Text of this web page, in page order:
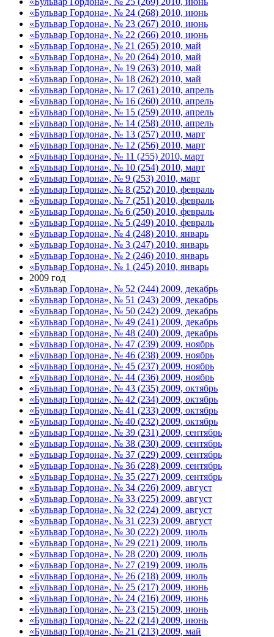
«Бульвар Гордона», № 24 (268) 2010, июнь
«Бульвар Гордона», № 23 (267) 2010, июнь
«Бульвар Гордона», № 22 (266) 2010, июнь
«Бульвар Гордона», № 21 (265) 2010, май
«Бульвар Гордона», № 20 (264) 2010, май
«Бульвар Гордона», № 19 (263) 2010, май
«Бульвар Гордона», № 18 (262) 2010, май
«Бульвар Гордона», № 17 (261) 2010, апрель
«Бульвар Гордона», № 16 (260) 2010, апрель
«Бульвар Гордона», № 15 (259) 2010, апрель
«Бульвар Гордона», № 14 (258) 2010, апрель
«Бульвар Гордона», № 13 (257) 2010, март
«Бульвар Гордона», № 12 (256) 2010, март
«Бульвар Гордона», № 11 (255) 2010, март
«Бульвар Гордона», № 10 (254) 2010, март
«Бульвар Гордона», № 9 (253) 2010, март
«Бульвар Гордона», № 8 (252) 2010, февраль
«Бульвар Гордона», № 7 (251) 2010, февраль
«Бульвар Гордона», № 6 (250) 2010, февраль
«Бульвар Гордона», № 5 (249) 2010, февраль
«Бульвар Гордона», № 4 (248) 2010, январь
«Бульвар Гордона», № 3 (247) 2010, январь
«Бульвар Гордона», № 2 (246) 2010, январь
«Бульвар Гордона», № 1 (245) 2010, январь
2009 год
«Бульвар Гордона», № 52 (244) 2009, декабрь
«Бульвар Гордона», № 51 (243) 2009, декабрь
«Бульвар Гордона», № 50 (242) 2009, декабрь
«Бульвар Гордона», № 49 (241) 2009, декабрь
«Бульвар Гордона», № 48 (240) 2009, декабрь
«Бульвар Гордона», № 47 (239) 2009, ноябрь
«Бульвар Гордона», № 46 (238) 2009, ноябрь
«Бульвар Гордона», № 45 (237) 2009, ноябрь
«Бульвар Гордона», № 44 (236) 2009, ноябрь
«Бульвар Гордона», № 43 (235) 2009, октябрь
«Бульвар Гордона», № 42 (234) 2009, октябрь
«Бульвар Гордона», № 41 (233) 2009, октябрь
«Бульвар Гордона», № 40 (232) 2009, октябрь
«Бульвар Гордона», № 39 (231) 2009, сентябрь
«Бульвар Гордона», № 38 (230) 2009, сентябрь
«Бульвар Гордона», № 37 (229) 2009, сентябрь
«Бульвар Гордона», № 36 (228) 2009, сентябрь
«Бульвар Гордона», № 35 (227) 2009, сентябрь
«Бульвар Гордона», № 34 (226) 2009, август
«Бульвар Гордона», № 33 (225) 2009, август
«Бульвар Гордона», № 32 (224) 2009, август
«Бульвар Гордона», № 31 (223) 2009, август
«Бульвар Гордона», № 30 (222) 2009, июль
«Бульвар Гордона», № 29 (221) 2009, июль
«Бульвар Гордона», № 28 (220) 2009, июль
«Бульвар Гордона», № 27 (219) 2009, июль
«Бульвар Гордона», № 26 (218) 2009, июль
«Бульвар Гордона», № 25 (217) 2009, июнь
«Бульвар Гордона», № 24 (216) 2009, июнь
«Бульвар Гордона», № 23 (215) 2009, июнь
«Бульвар Гордона», № 22 (214) 2009, июнь
«Бульвар Гордона», № 21 (213) 2009, май